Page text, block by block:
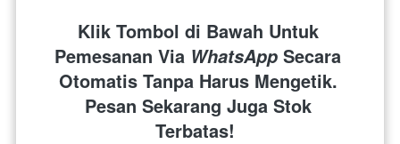
Klik Tombol di Bawah Untuk
Pemesanan Via WhatsApp Secara
Otomatis Tanpa Harus Mengetik.
Pesan Sekarang Juga Stok
Terbatas!